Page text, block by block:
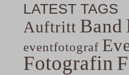
LATEST TAGS
Auftritt Band
eventfotograf
Fotografin